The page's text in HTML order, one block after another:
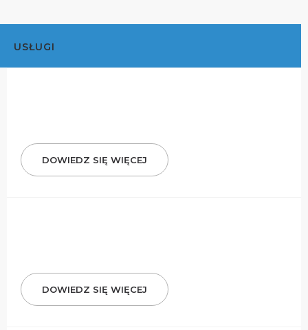
USŁUGI
DOWIEDZ SIĘ WIĘCEJ
DOWIEDZ SIĘ WIĘCEJ